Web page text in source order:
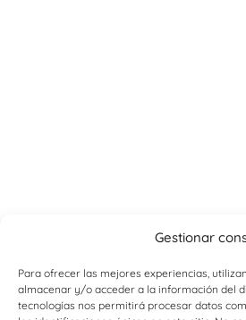
Gestionar
Para ofrecer las mejores experiencias,
almacenar y/o acceder a la información del
tecnologías nos permitirá procesar datos